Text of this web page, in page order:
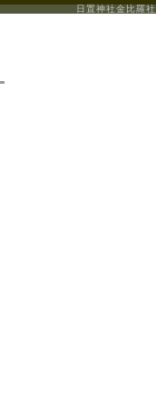
日置神社金比羅社